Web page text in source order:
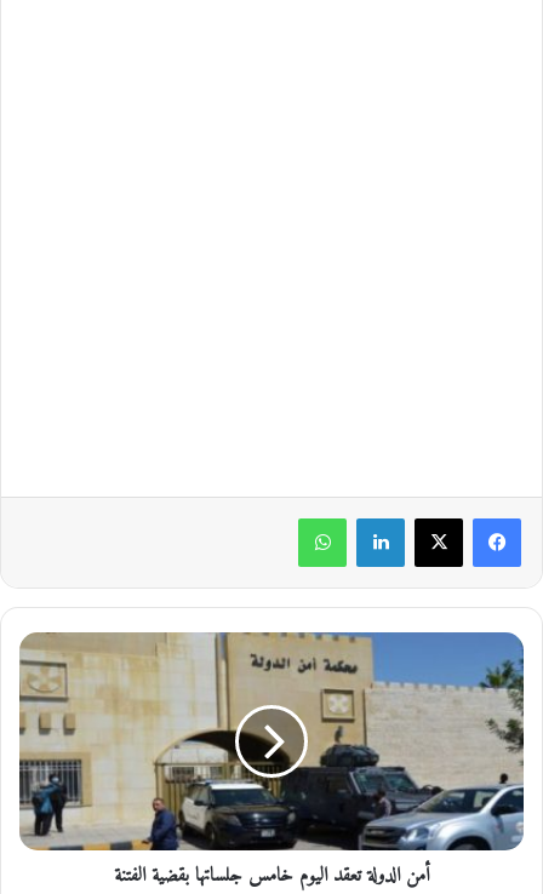
أ
م
ن
ا
ل
د
و
ل
ة
أمن الدولة تعقد اليوم خامس جلساتها بقضية الفتنة